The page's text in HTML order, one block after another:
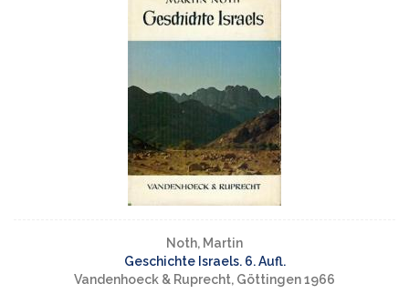
Noth, Martin
Geschichte Israels. 6. Aufl.
Vandenhoeck & Ruprecht, Göttingen 1966